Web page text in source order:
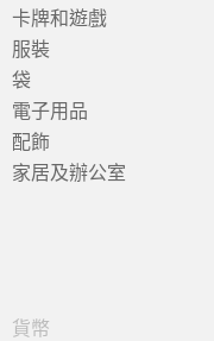
卡牌和遊戲
服裝
袋
電子用品
配飾
家居及辦公室
貨幣